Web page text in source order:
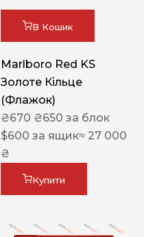
В Кошик
Marlboro Red KS
Золоте Кільце
(Флажок)
₴670 ₴650 за блок
$600 за ящик≈ 27 000
₴
Купити